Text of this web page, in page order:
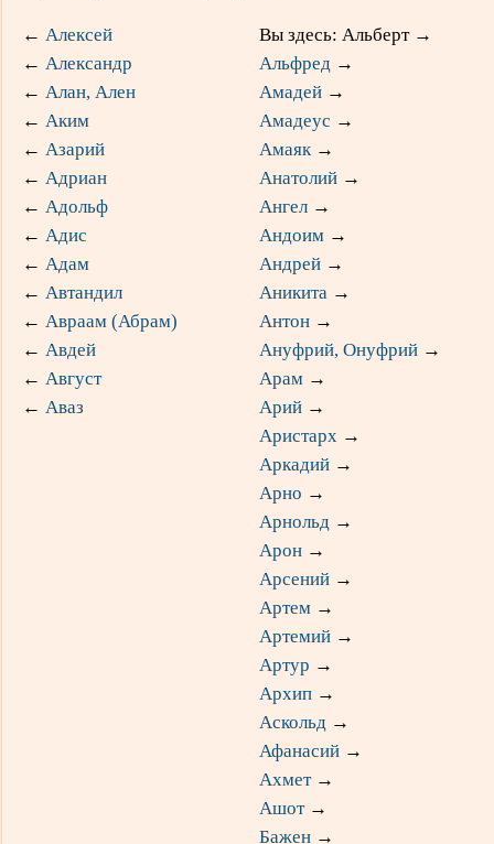
← Алексей
← Александр
← Алан, Ален
← Аким
← Азарий
← Адриан
← Адольф
← Адис
← Адам
← Автандил
← Авраам (Абрам)
← Авдей
← Август
← Аваз
Вы здесь: Альберт→
Альфред →
Амадей →
Амадеус →
Амаяк→
Анатолий →
Ангел →
Андоим →
Андрей →
Аникита →
Антон →
Ануфрий, Онуфрий →
Арам →
Арий →
Аристарх →
Аркадий →
Арно →
Арнольд →
Арон →
Арсений →
Артем →
Артемий →
Артур →
Архип →
Аскольд →
Афанасий →
Ахмет→
Ашот→
Бажен →